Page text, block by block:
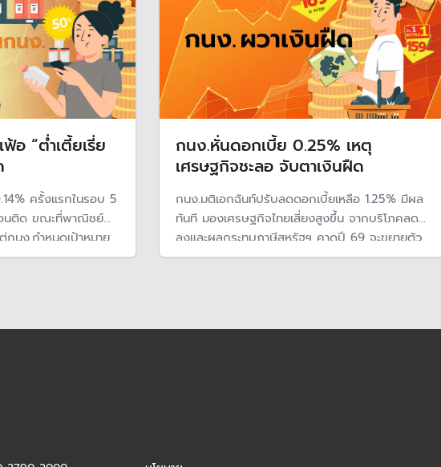
อ “ต่ำเตี้ยเรี่ย
ครั้งแรกในรอบ 5
นติด ขณะที่พาณิชย์
นง.กำหนดเป้าหมาย
ช่วง 1-3% จับตาภาวะ
กนง.หั่นดอกเบี้ย 0.25% เหตุ
เศรษฐกิจชะลอ จับตาเงินฝืด
กนง.มติเอกฉันท์ปรับลดดอกเบี้ยเหลือ 1.25% มีผล
ทันที มองเศรษฐกิจไทยเสี่ยงสูงขึ้น จากบริโภคลด
ลงและผลกระทบภาษีสหรัฐฯ คาดปี 69 จะขยายตัว
1.5% พร้อมจับตาเงินฝืดอย่างใกล้ชิด แม้ราคาสินค้า